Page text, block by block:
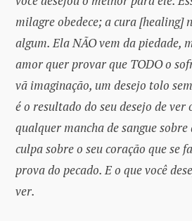
milagre obedece; a cura [healing]
algum. Ela NÃO vem da piedade,
amor quer provar que TODO o
vã imaginação, um desejo tolo
é o resultado do seu desejo de ver
qualquer mancha de sangue sobre
culpa sobre o seu coração que se
prova do pecado. E o que você
ver.